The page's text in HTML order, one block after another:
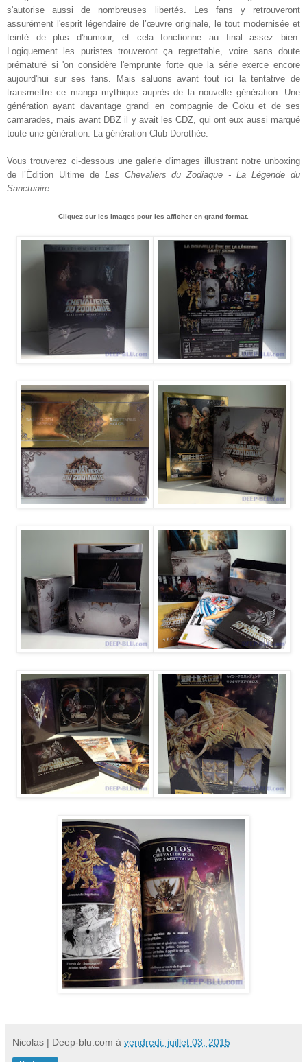
s'autorise aussi de nombreuses libertés. Les fans y retrouveront
assurément l'esprit légendaire de l’œuvre originale, le tout modernisée et
teinté de plus d'humour, et cela fonctionne au final assez bien.
Logiquement les puristes trouveront ça regrettable, voire sans doute
prématuré si 'on considère l'emprunte forte que la série exerce encore
aujourd'hui sur ses fans. Mais saluons avant tout ici la tentative de
transmettre ce manga mythique auprès de la nouvelle génération. Une
génération ayant davantage grandi en compagnie de Goku et de ses
camarades, mais avant DBZ il y avait les CDZ, qui ont eux aussi marqué
toute une génération. La génération Club Dorothée.
Vous trouverez ci-dessous une galerie d'images illustrant notre unboxing
de l’Édition Ultime de Les Chevaliers du Zodiaque - La Légende du
Sanctuaire.
Cliquez sur les images pour les afficher en grand format.
Nicolas | Deep-blu.com à vendredi, juillet 03, 2015